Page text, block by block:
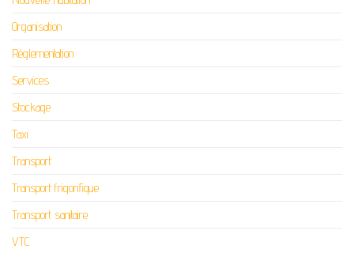
Organisation
Réglementation
Services
Stockage
Taxi
Transport
Transport frigorifique
Transport sanitaire
VTC